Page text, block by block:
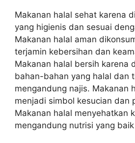
Makanan halal sehat karena
yang higienis dan sesuai
Makanan halal aman
terjamin kebersihan dan
Makanan halal bersih karena
bahan-bahan yang halal dan
mengandung najis. Makanan
menjadi simbol kesucian dan
Makanan halal menyehatkan
mengandung nutrisi yang